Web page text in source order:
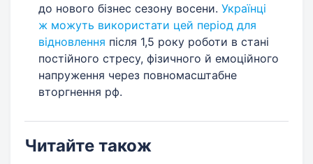
до нового бізнес сезону восени. Українці
ж можуть використати цей період для
відновлення після 1,5 року роботи в стані
постійного стресу, фізичного й емоційного
напруження через повномасштабне
вторгнення рф.
Читайте також